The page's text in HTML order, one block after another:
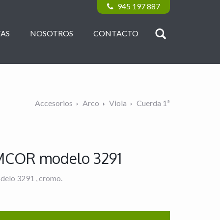
945 197 887
NOSOTROS CONTACTO
Accesorios Arco Viola Cuerda 1ª
modelo 3291
3291 , cromo.